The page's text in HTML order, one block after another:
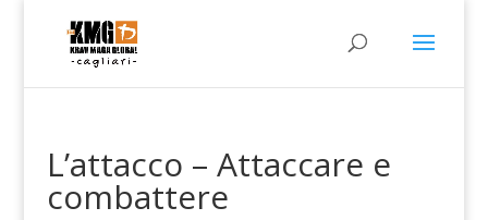
L’attacco – Attaccare e
combattere